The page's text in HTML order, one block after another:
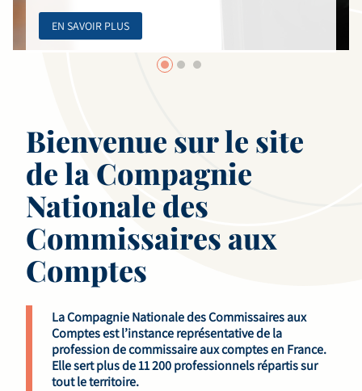
EN SAVOIR PLUS
Bienvenue sur le site
de la Compagnie
Nationale des
Commissaires aux
Comptes
La Compagnie Nationale des Commissaires aux
Comptes est l’instance représentative de la
profession de commissaire aux comptes en France.
Elle sert plus de 11 200 professionnels répartis sur
tout le territoire.